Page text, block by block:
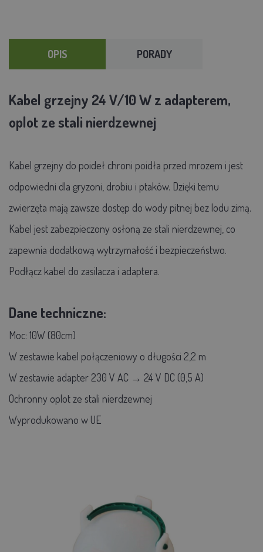
OPIS PORADY
Kabel grzejny 24 V/10 W z adapterem,
oplot ze stali nierdzewnej
Kabel grzejny do poideł chroni poidła przed mrozem i jest
odpowiedni dla gryzoni, drobiu i ptaków. Dzięki temu
zwierzęta mają zawsze dostęp do wody pitnej bez lodu zimą.
Kabel jest zabezpieczony osłoną ze stali nierdzewnej, co
zapewnia dodatkową wytrzymałość i bezpieczeństwo.
Podłącz kabel do zasilacza i adaptera.
Dane techniczne:
Moc: 10W (80cm)
W zestawie kabel połączeniowy o długości 2,2 m
W zestawie adapter 230 V AC → 24 V DC (0,5 A)
Ochronny oplot ze stali nierdzewnej
Wyprodukowano w UE